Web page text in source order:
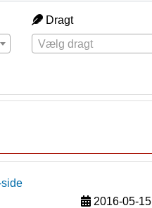
Dragt
Vælg dragt
2016-05-15